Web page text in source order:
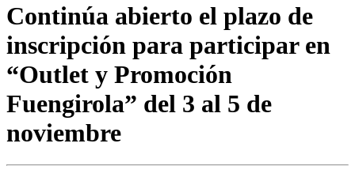
Continúa abierto el plazo de
inscripción para participar en
“Outlet y Promoción
Fuengirola” del 3 al 5 de
noviembre